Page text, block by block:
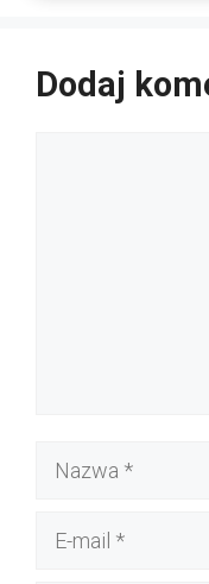
Dodaj
Nazwa